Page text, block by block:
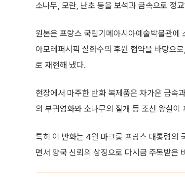
소나무, 모란, 난초 등을 보석과 금속으로 정
원본은 프랑스 국립기메아시아예술박물관
아모레퍼시픽 설화수의 후원 협약을 바탕으
로 재현해 냈다.
현장에서 마주한 반화 복제품은 차가운 금속
의 부귀영화와 소나무의 절개 등 조선 왕실
특히 이 반화는 4월 마크롱 프랑스 대통령의
면서 양국 신뢰의 상징으로 다시금 주목받은